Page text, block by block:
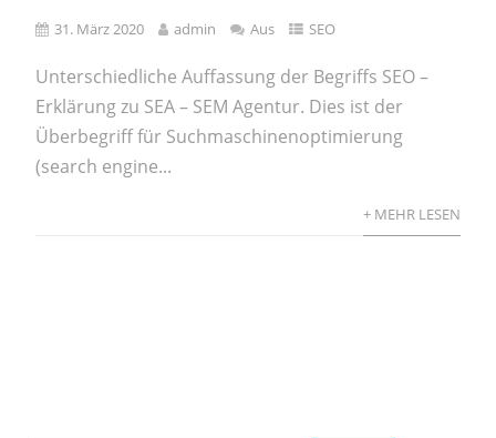
31. März 2020 admin Aus SEO
Unterschiedliche Auffassung der Begriffs SEO –
Erklärung zu SEA – SEM Agentur. Dies ist der
Überbegriff für Suchmaschinenoptimierung
(search engine...
+ MEHR LESEN